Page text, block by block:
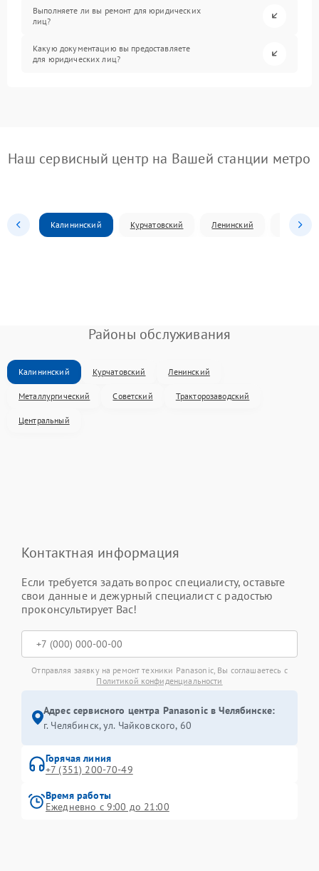
Выполняете ли вы ремонт для юридических
лиц?
Какую документацию вы предоставляете
для юридических лиц?
Наш сервисный центр на Вашей станции метро
Калининский Курчатовский Ленинский
Районы обслуживания
Калининский Курчатовский Ленинский
Металлургический Советский Тракторозаводский
Центральный
Контактная информация
Если требуется задать вопрос специалисту, оставьте
свои данные и дежурный специалист с радостью
проконсультирует Вас!
Отправляя заявку на ремонт техники Panasonic, Вы соглашаетесь с
Политикой конфиденциальности
Адрес сервисного центра Panasonic в Челябинске:
г. Челябинск, ул. Чайковского, 60
Горячая линия
+7 (351) 200-70-49
Время работы
Ежедневно с 9:00 до 21:00